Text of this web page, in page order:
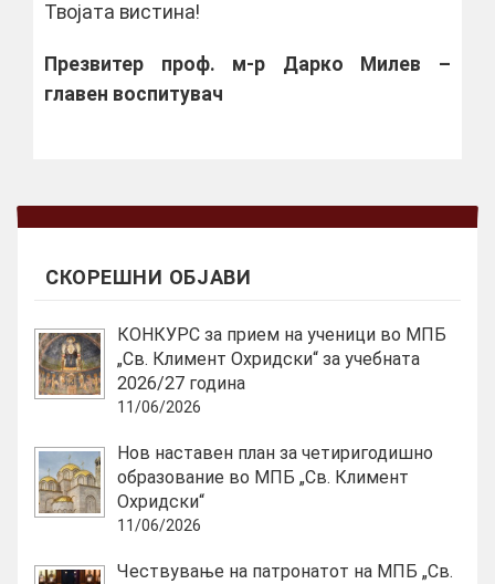
Твојата вистина!
Презвитер проф. м-р Дарко Милев –
главен воспитувач
СКОРЕШНИ ОБЈАВИ
КОНКУРС за прием на ученици во МПБ
„Св. Климент Охридски“ за учебната
2026/27 година
11/06/2026
Нов наставен план за четиригодишно
образование во МПБ „Св. Климент
Охридски“
11/06/2026
Чествување на патронатот на МПБ „Св.